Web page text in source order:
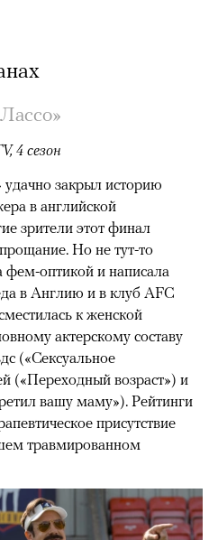
4 сезон
закрыл историю
в английской
зрители этот финал
Но не тут-то
оптикой и написала
в Англию и в клуб AFC
к женской
актерскому составу
(«Сексуальное
(«Переходный возраст») и
вашу маму»). Рейтинги
присутствие
травмированном